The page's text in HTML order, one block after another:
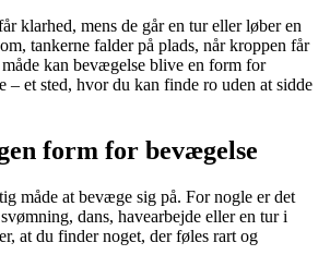
klarhed, mens de går en tur eller løber en
tankerne falder på plads, når kroppen får
kan bevægelse blive en form for
– et sted, hvor du kan finde ro uden at sidde
form for bevægelse
måde at bevæge sig på. For nogle er det
dans, havearbejde eller en tur i
at du finder noget, der føles rart og